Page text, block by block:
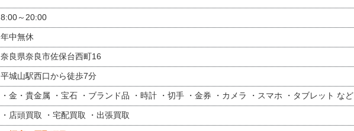
8:00～20:00
年中無休
奈良県奈良市佐保台西町16
平城山駅西口から徒歩7分
・金・貴金属 ・宝石 ・ブランド品 ・時計 ・切手 ・金券 ・カメラ ・スマホ ・タブレット など
・店頭買取 ・宅配買取 ・出張買取